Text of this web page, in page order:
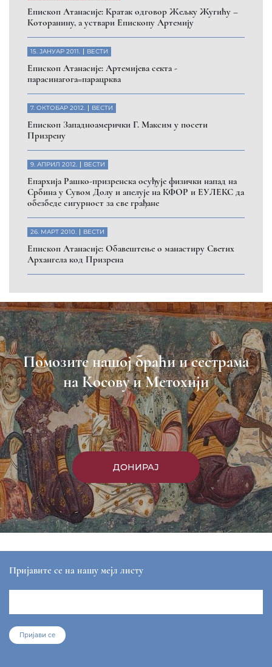
Eпископ Атанасије: Кратак одговор Жељку Жугићу –
Которанину, а уствари Епископу Артемију
15. ЈАНУАР 2011. ВЕСТИ
Eпископ Атанасије: Артемијева секта -
парасинагога=парацрква
7. ОКТОБАР 2012. ВЕСТИ
Eпископ Западноамерички Г. Максим у посети
Призрену
9. АПРИЛ 2012. ВЕСТИ
Eпархија Рашко-призренска осуђује физички напад на
Србина у Сувом Долу и апелује на КФОР и ЕУЛЕКС да
обезбеде сигурност за све грађане
26. МАРТ 2010. ВЕСТИ
Eпископ Атанасије: Обавештење о манастиру Светих
Архангела код Призрена
Помозите нашој браћи и сестрама
на Косову и Метохији
ДОНИРАЈ
Пријавите се на нашу мејл листу
Пријави се